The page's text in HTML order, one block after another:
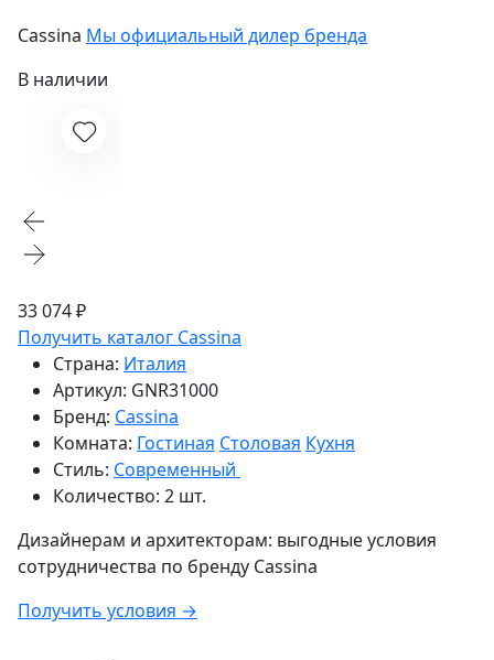
Cassina Мы официальный дилер бренда
В наличии
33 074 ₽
Получить каталог Cassina
Страна: Италия
Артикул: GNR31000
Бренд: Cassina
Комната: Гостиная Столовая Кухня
Стиль: Современный
Количество: 2 шт.
Дизайнерам и архитекторам: выгодные условия
сотрудничества по бренду Cassina
Получить условия →